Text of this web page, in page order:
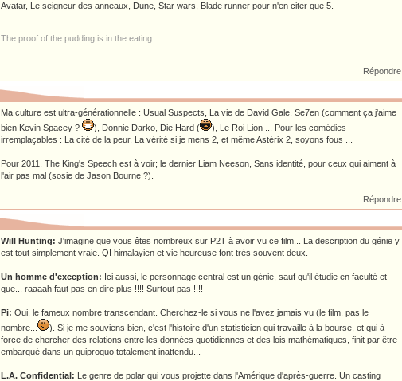
Avatar, Le seigneur des anneaux, Dune, Star wars, Blade runner pour n'en citer que 5.
The proof of the pudding is in the eating.
Répondre
Ma culture est ultra-générationnelle : Usual Suspects, La vie de David Gale, Se7en (comment ça j'aime
bien Kevin Spacey ?
), Donnie Darko, Die Hard (
), Le Roi Lion ... Pour les comédies
irremplaçables : La cité de la peur, La vérité si je mens 2, et même Astérix 2, soyons fous ...
Pour 2011, The King's Speech est à voir; le dernier Liam Neeson, Sans identité, pour ceux qui aiment à
l'air pas mal (sosie de Jason Bourne ?).
Répondre
Will Hunting: J'imagine que vous êtes nombreux sur P2T à avoir vu ce film... La description du génie y
est tout simplement vraie. QI himalayien et vie heureuse font très souvent deux.
Un homme d'exception: Ici aussi, le personnage central est un génie, sauf qu'il étudie en faculté et
que... raaaah faut pas en dire plus !!!! Surtout pas !!!!
Pi: Oui, le fameux nombre transcendant. Cherchez-le si vous ne l'avez jamais vu (le film, pas le
nombre...
). Si je me souviens bien, c'est l'histoire d'un statisticien qui travaille à la bourse, et qui à
force de chercher des relations entre les données quotidiennes et des lois mathématiques, finit par être
embarqué dans un quiproquo totalement inattendu...
L.A. Confidential: Le genre de polar qui vous projette dans l'Amérique d'après-guerre. Un casting